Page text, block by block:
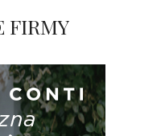
FIRMY